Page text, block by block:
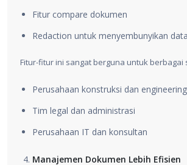
Fitur compare dokumen
Redaction untuk menyembunyikan
Fitur-fitur ini sangat berguna untuk berbagai
Perusahaan konstruksi dan engineering
Tim legal dan administrasi
Perusahaan IT dan konsultan
Manajemen Dokumen Lebih Efisien